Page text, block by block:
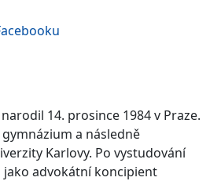
14. prosince 1984 v Praze.
a následně
Karlovy. Po vystudování
advokátní koncipient